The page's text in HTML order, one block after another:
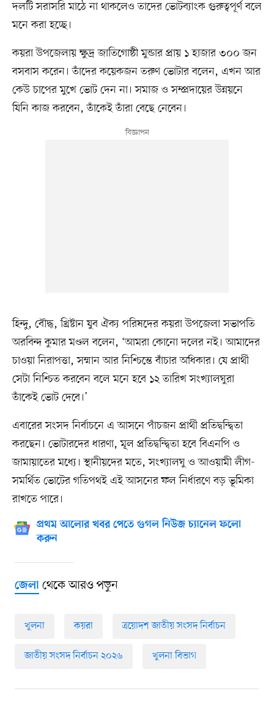
দলটি সরাসরি মাঠে না থাকলেও তাদের ভোটব্যাংক গুরুত্বপূর্ণ বলে
মনে করা হচ্ছে।
কয়রা উপজেলায় ক্ষুদ্র জাতিগোষ্ঠী মুন্ডার প্রায় ১ হাজার ৩০০ জন
বসবাস করেন। তাঁদের কয়েকজন তরুণ ভোটার বলেন, এখন আর
কেউ চাপের মুখে ভোট দেন না। সমাজ ও সম্প্রদায়ের উন্নয়নে
যিনি কাজ করবেন, তাঁকেই তাঁরা বেছে নেবেন।
হিন্দু, বৌদ্ধ, খ্রিষ্টান যুব ঐক্য পরিষদের কয়রা উপজেলা সভাপতি
অরবিন্দ কুমার মণ্ডল বলেন, ‘আমরা কোনো দলের নই। আমাদের
চাওয়া নিরাপত্তা, সম্মান আর নিশ্চিন্তে বাঁচার অধিকার। যে প্রার্থী
সেটা নিশ্চিত করবেন বলে মনে হবে ১২ তারিখ সংখ্যালঘুরা
তাঁকেই ভোট দেবে।’
এবারের সংসদ নির্বাচনে এ আসনে পাঁচজন প্রার্থী প্রতিদ্বন্দ্বিতা
করছেন। ভোটারদের ধারণা, মূল প্রতিদ্বন্দ্বিতা হবে বিএনপি ও
জামায়াতের মধ্যে। স্থানীয়দের মতে, সংখ্যালঘু ও আওয়ামী লীগ-
সমর্থিত ভোটের গতিপথই এই আসনের ফল নির্ধারণে বড় ভূমিকা
রাখতে পারে।
প্রথম আলোর খবর পেতে গুগল নিউজ চ্যানেল ফলো
করুন
জেলাথেকে আরও পড়ুন
খুলনা কয়রা ত্রয়োদশ জাতীয় সংসদ নির্বাচন
জাতীয় সংসদ নির্বাচন ২০২৬ খুলনা বিভাগ